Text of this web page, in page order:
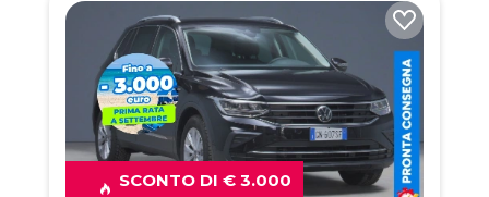
SCONTO DI € 3.000